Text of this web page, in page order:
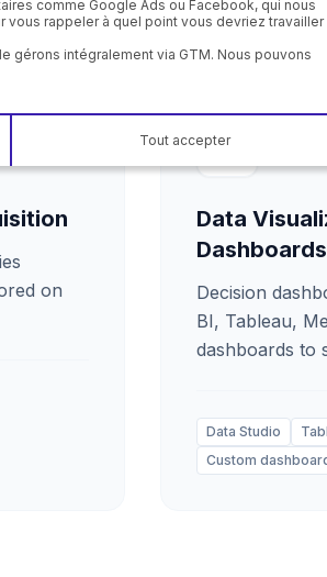
on
Data
Dashboards
Decision
BI, Tableau,
dashboards to
Data Studio
Custom
comme Google Ads ou Facebook, qui nous
rappeler à quel point vous devriez travailler
gérons intégralement via GTM. Nous pouvons
Tout accepter